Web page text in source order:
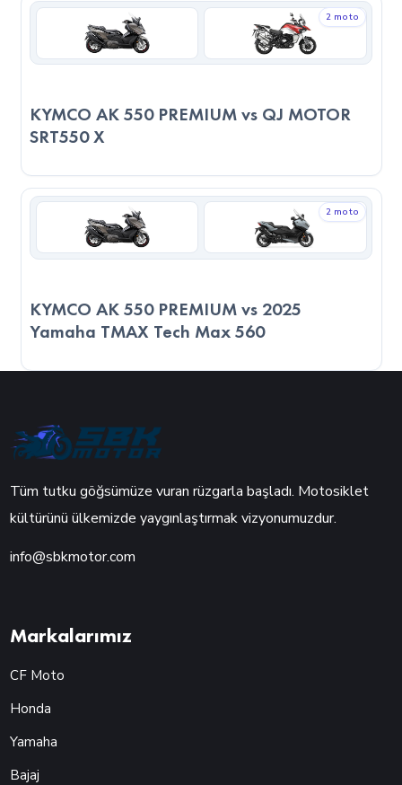
olacaktır. Son kararı verirken, sadece teknik verilere değil,
kullanım amacınıza, sürüş alışkanlıklarınıza ve motosikleti
nerede kullanacağınızı göz önünde bulundurmanız önemlidir.
2 moto
KYMCO AK 550 PREMIUM vs QJ MOTOR
SRT550 X
2 moto
KYMCO AK 550 PREMIUM vs 2025
Yamaha TMAX Tech Max 560
Tüm tutku göğsümüze vuran rüzgarla başladı. Motosiklet
kültürünü ülkemizde yaygınlaştırmak vizyonumuzdur.
info@sbkmotor.com
Markalarımız
CF Moto
Honda
Yamaha
Bajaj